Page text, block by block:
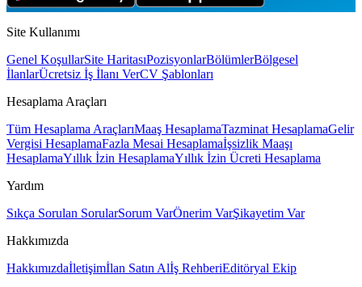
Site Kullanımı
Genel KoşullarSite HaritasıPozisyonlarBölümlerBölgesel
İlanlarÜcretsiz İş İlanı VerCV Şablonları
Hesaplama Araçları
Tüm Hesaplama AraçlarıMaaş HesaplamaTazminat HesaplamaGelir
Vergisi HesaplamaFazla Mesai Hesaplamaİşsizlik Maaşı
HesaplamaYıllık İzin HesaplamaYıllık İzin Ücreti Hesaplama
Yardım
Sıkça Sorulan SorularSorum VarÖnerim VarŞikayetim Var
Hakkımızda
Hakkımızdaİletişimİlan Satın Alİş RehberiEditöryal Ekip